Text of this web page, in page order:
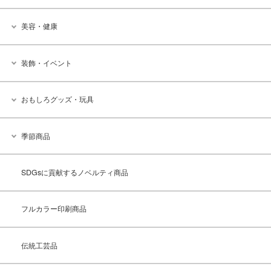
美容・健康
装飾・イベント
おもしろグッズ・玩具
季節商品
SDGsに貢献するノベルティ商品
フルカラー印刷商品
伝統工芸品